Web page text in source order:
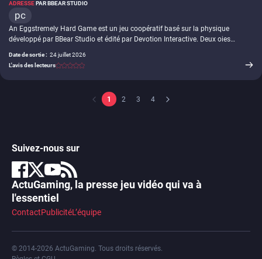
ADRESSEPAR BBEAR STUDIO
pc
An Eggstremely Hard Game est un jeu coopératif basé sur la physique
développé par BBear Studio et édité par Devotion Interactive. Deux oies
sans le laisser tomber ni le briser. Le jeu se pratique seul, à deux ou à quatre,
en coopération locale ou en ligne, avec une coordination nécessaire pour
déplacer l’œuf, franchir des plateformes et réagir aux imprévus. Chaque choc
rend l’œuf plus instable, ce qui modifie son comportement et complique la
Date de sortie : 24 juillet 2026
L'avis des lecteurs
1 2 3 4
Suivez-nous sur
ActuGaming, la presse jeu vidéo qui va à
l'essentiel
ContactPublicitéL’équipe
© 2014-2026 ActuGaming. Tous droits réservés.